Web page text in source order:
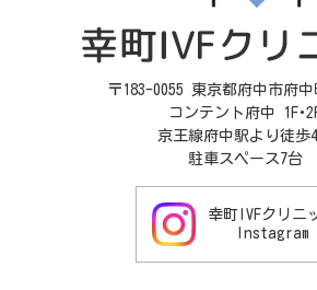
〒183-0055 東京都府中市府
コンテント府中 1F･
京王線府中駅より徒歩
駐車スペース7台
幸町IVFクリニ
Instagram